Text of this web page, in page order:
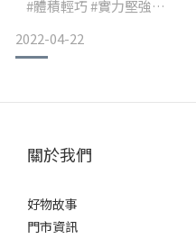
#體積輕巧 #實力堅強​
輸出2聲道100瓦/4歐姆​
Anthem ARC自動空間調校技術​
2022-04-22
關於我們
好物故事
門市資訊